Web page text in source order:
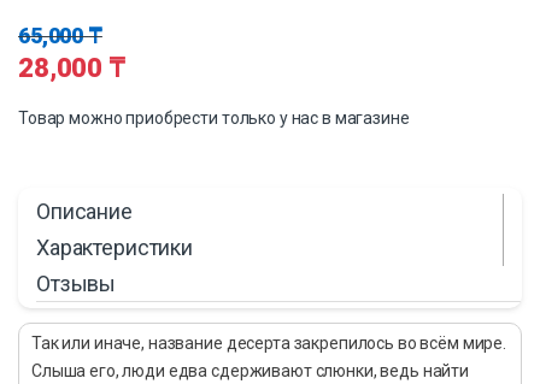
65,000₸
28,000 ₸
Товар можно приобрести только у нас в магазине
Описание
Характеристики
Отзывы
Так или иначе, название десерта закрепилось во всём мире.
Слыша его, люди едва сдерживают слюнки, ведь найти